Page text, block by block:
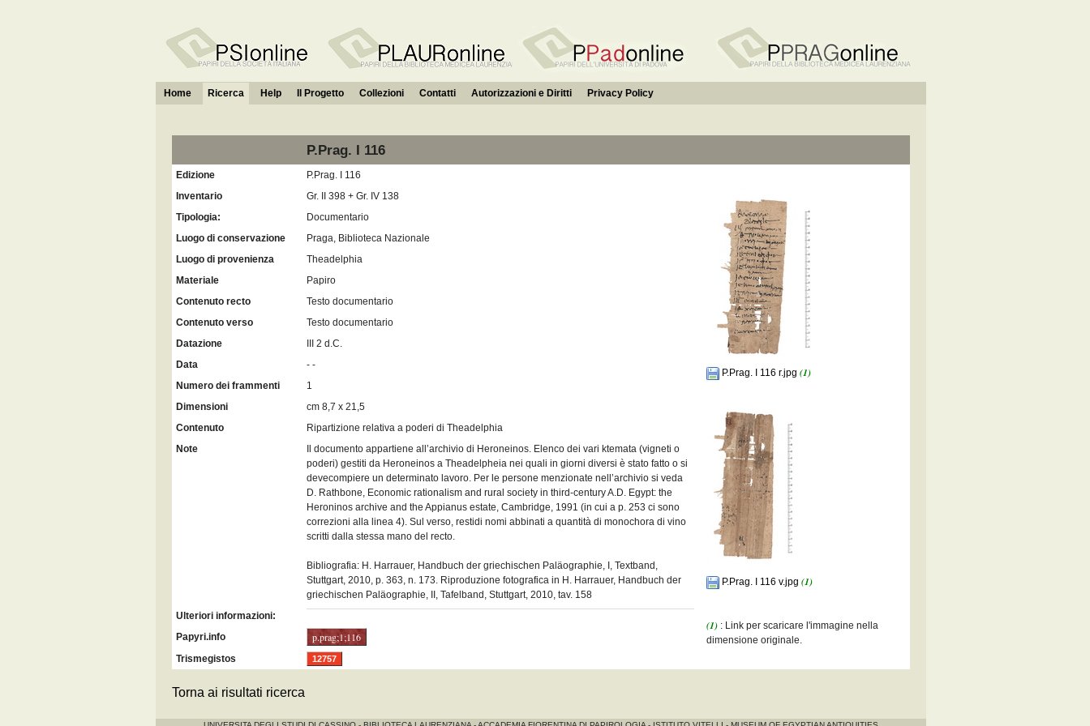
Home Ricerca Help Il Progetto Collezioni Contatti Autorizzazioni e Diritti Privacy Policy
P.Prag. I 116
Edizione P.Prag. I 116
P.Prag. I 116 r.jpg (1)
P.Prag. I 116 v.jpg (1)
(1) : Link per scaricare l'immagine nella
dimensione originale.
Inventario
Gr. II 398 + Gr. IV 138
Tipologia:
Documentario
Luogo di conservazione
Praga, Biblioteca Nazionale
Luogo di provenienza
Theadelphia
Materiale
Papiro
Contenuto recto
Testo documentario
Contenuto verso
Testo documentario
Datazione
III 2 d.C.
Data
- -
Numero dei frammenti
1
Dimensioni
cm 8,7 x 21,5
Contenuto
Ripartizione relativa a poderi di Theadelphia
Note
Il documento appartiene all’archivio di Heroneinos. Elenco dei vari ktemata (vigneti o
poderi) gestiti da Heroneinos a Theadelpheia nei quali in giorni diversi è stato fatto o si
devecompiere un determinato lavoro. Per le persone menzionate nell’archivio si veda
D. Rathbone, Economic rationalism and rural society in third-century A.D. Egypt: the
Heroninos archive and the Appianus estate, Cambridge, 1991 (in cui a p. 253 ci sono
correzioni alla linea 4). Sul verso, restidi nomi abbinati a quantità di monochora di vino
scritti dalla stessa mano del recto.
Bibliografia: H. Harrauer, Handbuch der griechischen Paläographie, I, Textband,
Stuttgart, 2010, p. 363, n. 173. Riproduzione fotografica in H. Harrauer, Handbuch der
griechischen Paläographie, II, Tafelband, Stuttgart, 2010, tav. 158
Ulteriori informazioni:
Papyri.info
p.prag;1;116
Trismegistos 12757
Torna ai risultati ricerca